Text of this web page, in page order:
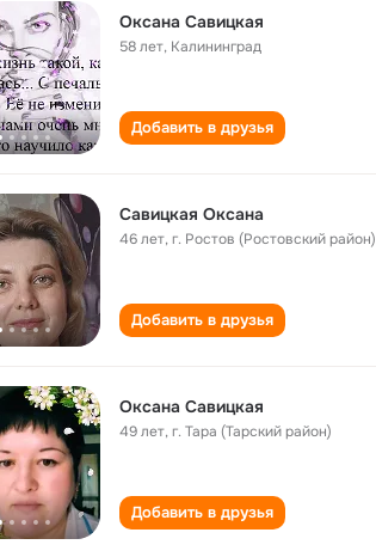
Оксана Савицкая
58 лет, Калининград
Добавить в друзья
Савицкая Оксана
46 лет,г. Ростов (Ростовский район)
Добавить в друзья
Оксана Савицкая
49 лет,г. Тара (Тарский район)
Добавить в друзья